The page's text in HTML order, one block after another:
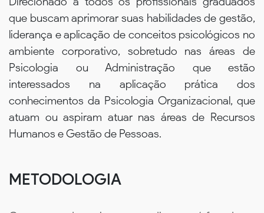
que buscam aprimorar suas habilidades de gestão,
liderança e aplicação de conceitos psicológicos no
ambiente corporativo, sobretudo nas áreas de
Psicologia ou Administração que estão
interessados na aplicação prática dos
conhecimentos da Psicologia Organizacional, que
atuam ou aspiram atuar nas áreas de Recursos
Humanos e Gestão de Pessoas.
METODOLOGIA